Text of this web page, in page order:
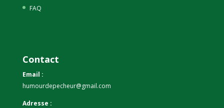
FAQ
Contact
Email :
humourdepecheur@gmail.com
Adresse :